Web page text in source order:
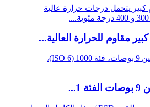
كبير مقاوم للحرارة العالية...
1...